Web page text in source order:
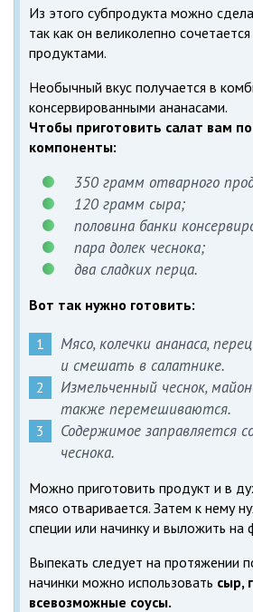
Из этого субпродукта можно
так как он великолепно
продуктами.
Необычный вкус получается в
консервированными ананасами.
Чтобы приготовить салат вам
компоненты:
350 грамм отварного
120 грамм сыра;
половина банки
пара долек чеснока;
два сладких перца.
Вот так нужно готовить:
Мясо, колечки ананаса,
и смешать в салатнике.
Измельченный чеснок,
также перемешиваются.
Содержимое заправляется
чеснока.
Можно приготовить продукт и в
мясо отваривается. Затем к нему
специи или начинку и выложить на
Выпекать следует на протяжении
начинки можно использовать сыр,
всевозможные соусы.